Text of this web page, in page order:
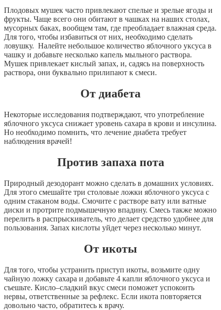
Плодовых мушек часто привлекают спелые и зрелые ягоды и
фрукты. Чаще всего они обитают в чашках на наших столах,
мусорных баках, вообщем там, где преобладает влажная среда.
Для того, чтобы избавиться от них, необходимо сделать
ловушку. Налейте небольшое количество яблочного уксуса в
чашку и добавьте несколько капель мыльного раствора.
Мушек привлекает кислый запах, и, садясь на поверхность
раствора, они буквально прилипают к смеси.
От диабета
Некоторые исследования подтверждают, что употребление
яблочного уксуса снижает уровень сахара в крови и инсулина.
Но необходимо помнить, что лечение диабета требует
наблюдения врачей!
Против запаха пота
Природный дезодорант можно сделать в домашних условиях.
Для этого смешайте три столовые ложки яблочного уксуса с
одним стаканом воды. Смочите с растворе вату или ватные
диски и протрите подмышечную впадину. Смесь также можно
перелить в распрыскиватель, что делает средство удобнее для
пользования. Запах кислоты уйдет через несколько минут.
От икоты
Для того, чтобы устранить приступ икоты, возьмите одну
чайную ложку сахара и добавьте 4 капли яблочного уксуса и
съешьте. Кисло–сладкий вкус смеси поможет успокоить
нервы, ответственные за рефлекс. Если икота повторяется
довольно часто, обратитесь к врачу.